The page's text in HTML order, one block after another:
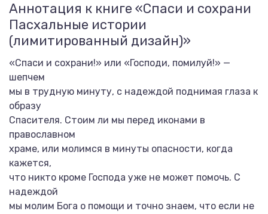
Аннотация к книге «Спаси и сохрани
Пасхальные истории
(лимитированный дизайн)»
«Спаси и сохрани!» или «Господи, помилуй!» —
шепчем
мы в трудную минуту, с надеждой поднимая глаза к
образу
Спасителя. Стоим ли мы перед иконами в
православном
храме, или молимся в минуты опасности, когда
кажется,
что никто кроме Господа уже не может помочь. С
надеждой
мы молим Бога о помощи и точно знаем, что если не